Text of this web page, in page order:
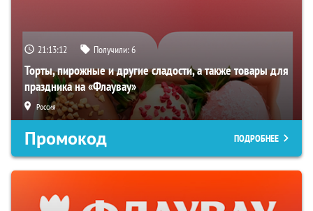
21:13:10 Получили:6
Торты, пирожные и другие сладости, а также товары для
праздника на «Флаувау»
Россия
Промокод ПОДРОБНЕЕ